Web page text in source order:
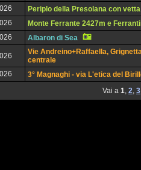
Periplo della Presolana con vetta
Monte Ferrante 2427m e
Albaron di Sea
Vie Andreino+Raffaella,
centrale
3° Magnaghi - via L'etica del
Vai a 1, 2, 3